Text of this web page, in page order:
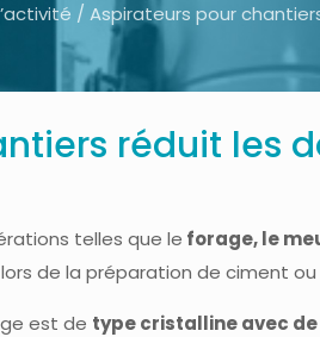
/ Aspirateurs pour
réduit les
telles que le forage, le
de la préparation de ciment
est de type cristalline avec